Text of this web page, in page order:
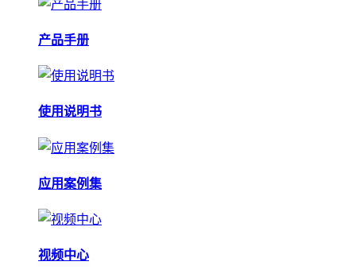
产品手册
使用说明书
应用案例集
视频中心